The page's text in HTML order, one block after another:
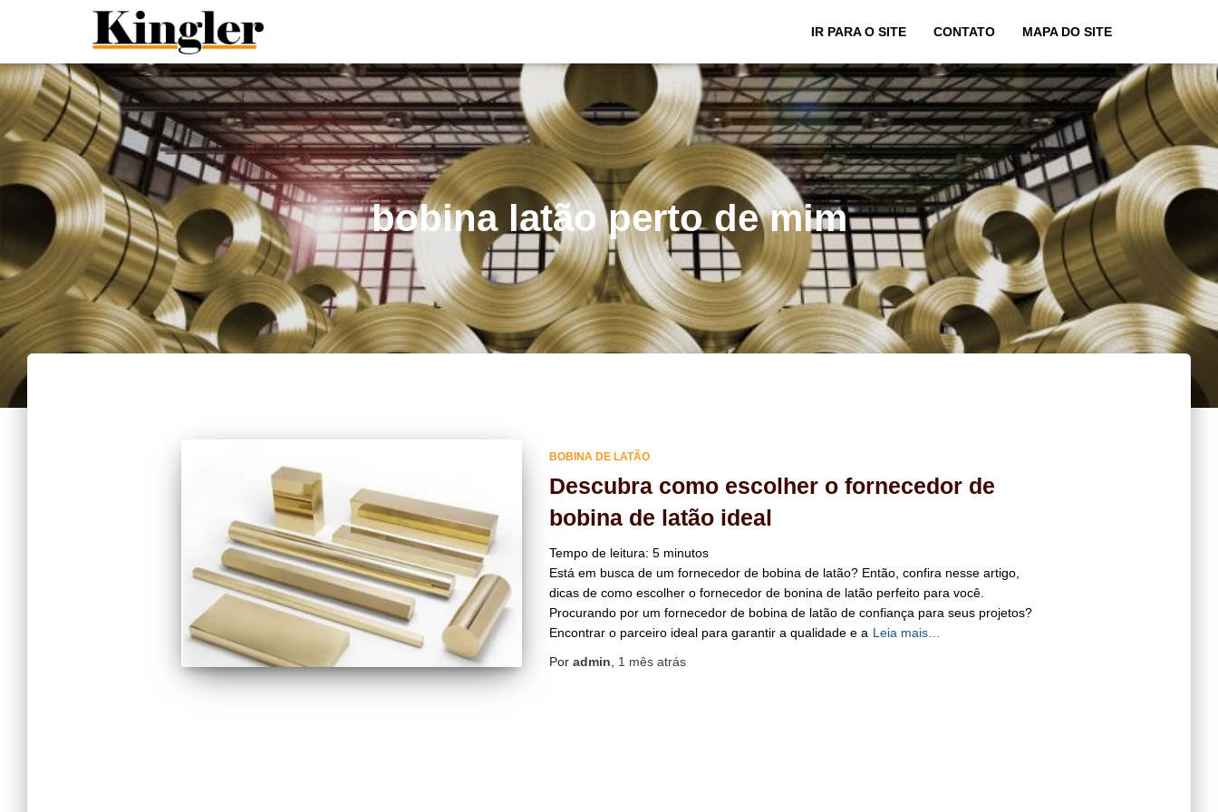
IR PARA O SITE
CONTATO MAPA DO SITE
bobina latão perto de mim
BOBINA DE LATÃO
Descubra como escolher o fornecedor de
bobina de latão ideal
Tempo de leitura: 5 minutos
Está em busca de um fornecedor de bobina de latão? Então, confira nesse artigo,
dicas de como escolher o fornecedor de bonina de latão perfeito para você.
Procurando por um fornecedor de bobina de latão de confiança para seus projetos?
Encontrar o parceiro ideal para garantir a qualidade e a Leia mais…
Por admin 1 mêsatrás